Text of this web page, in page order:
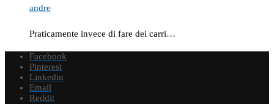
andre
Praticamente invece di fare dei carri…
Facebook
Pinterest
Linkedin
Email
Reddit